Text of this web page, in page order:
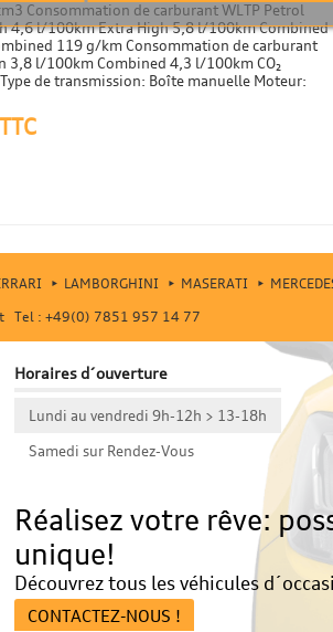
Consommation de carburant WLTP Petrol
4,6 l/100km Extra High 5,8 l/100km Combined
119 g/km Consommation de carburant
3,8 l/100km Combined 4,3 l/100km CO₂
de transmission: Boîte manuelle Moteur:
LAMBORGHINI MASERATI
Tel : +49(0) 7851 957 14 77
Horaires d´ouverture
Lundi au vendredi 9h-12h > 13-18h
Samedi sur Rendez-Vous
Réalisez votre rêve:
unique!
Découvrez tous les véhicules
CONTACTEZ-NOUS !